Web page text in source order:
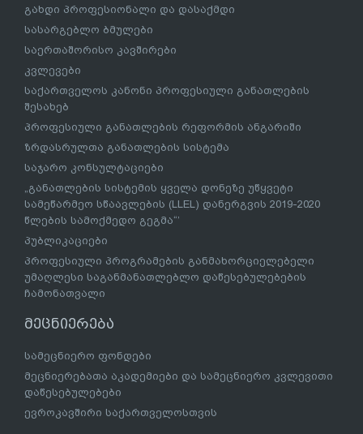
გახდი პროფესიონალი და დასაქმდი
სასარგებლო ბმულები
საერთაშორისო კავშირები
კვლევები
საქართველოს კანონი პროფესიული განათლების
შესახებ
პროფესიული განათლების რეფორმის ანგარიში
ზრდასრულთა განათლების სისტემა
საჯარო კონსულტაციები
„განათლების სისტემის ყველა დონეზე უწყვეტი
სამეწარმეო სწაავლების (LLEL) დანერგვის 2019-2020
წლების სამოქმედო გეგმა“’
პუბლიკაციები
პროფესიული პროგრამების განმახორციელებელი
უმაღლესი საგანმანათლებლო დაწესებულებების
ჩამონათვალი
მეცნიერება
სამეცნიერო ფონდები
მეცნიერებათა აკადემიები და სამეცნიერო კვლევითი
დაწესებულებები
ევროკავშირი საქართველოსთვის